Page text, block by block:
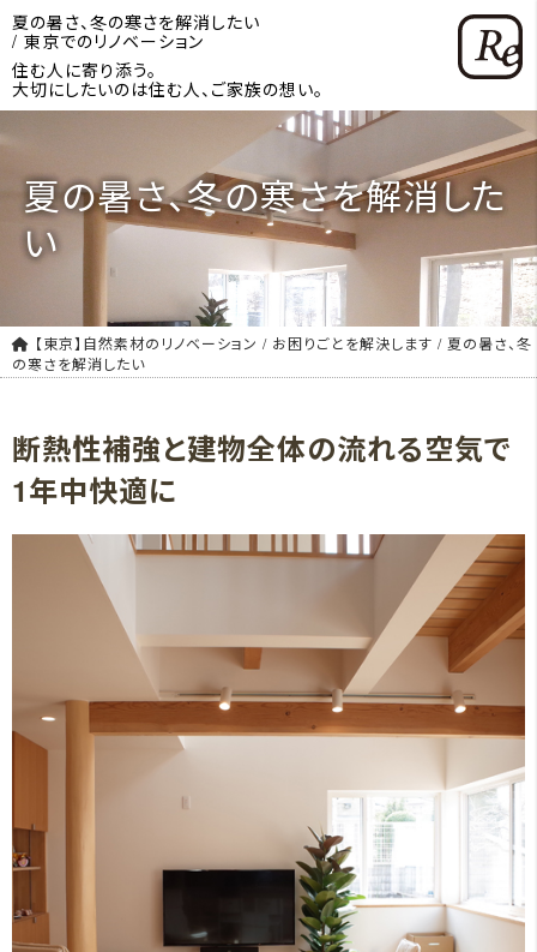
夏の暑さ、冬の寒さを解消したい
/ 東京でのリノベーション
住む人に寄り添う。
大切にしたいのは住む人、ご家族の想い。
夏の暑さ、冬の寒さを解消した
い
【東京】自然素材のリノベーション / お困りごとを解決します / 夏の暑さ、冬
の寒さを解消したい
断熱性補強と建物全体の流れる空気で
1年中快適に